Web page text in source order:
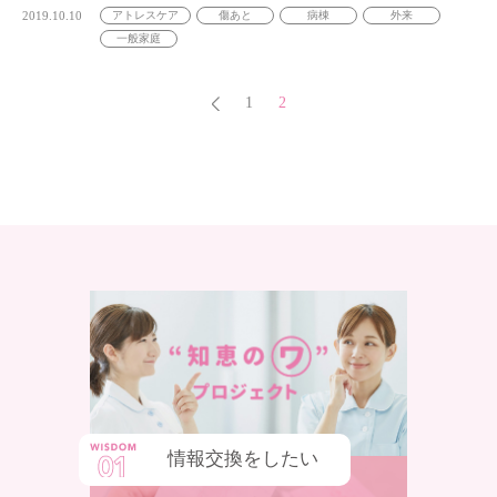
2019.10.10 アトレスケア 傷あと 病棟
外来
一般家庭
1 2
情報交換をしたい